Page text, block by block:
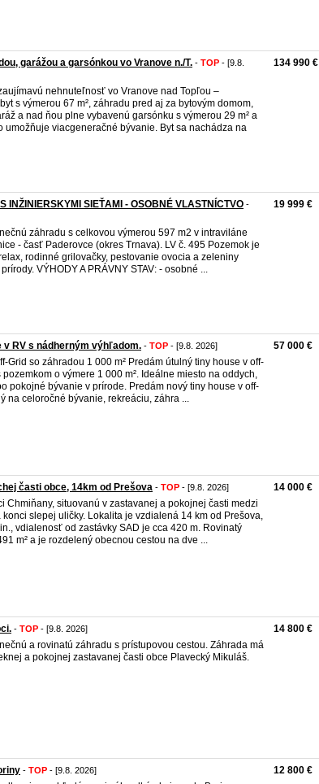
garážou a garsónkou vo Vranove n./T. - TOP - [9.8.
nehnuteľnosť vo Vranove nad Topľou –
s výmerou 67 m², záhradu pred aj za bytovým domom,
a nad ňou plne vybavenú garsónku s výmerou 29 m² a
umožňuje viacgeneračné bývanie. Byt sa nachádza na
134 990 €
INŽINIERSKYMI SIEŤAMI - OSOBNÉ VLASTNÍCTVO -
záhradu s celkovou výmerou 597 m2 v intraviláne
- časť Paderovce (okres Trnava). LV č. 495 Pozemok je
rodinné grilovačky, pestovanie ovocia a zeleniny
VÝHODY A PRÁVNY STAV: - osobné ...
19 999 €
v RV s nádherným výhľadom. - TOP - [9.8. 2026]
Grid so záhradou 1 000 m² Predám útulný tiny house v off-
o výmere 1 000 m². Ideálne miesto na oddych,
pokojné bývanie v prírode. Predám nový tiny house v off-
na celoročné bývanie, rekreáciu, záhra ...
57 000 €
časti obce, 14km od Prešova - TOP - [9.8. 2026]
Chmiňany, situovanú v zastavanej a pokojnej časti medzi
slepej uličky. Lokalita je vzdialená 14 km od Prešova,
vdialenosť od zastávky SAD je cca 420 m. Rovinatý
m² a je rozdelený obecnou cestou na dve ...
14 000 €
- TOP - [9.8. 2026]
a rovinatú záhradu s prístupovou cestou. Záhrada má
a pokojnej zastavanej časti obce Plavecký Mikuláš.
14 800 €
- TOP - [9.8. 2026] 12 800 €